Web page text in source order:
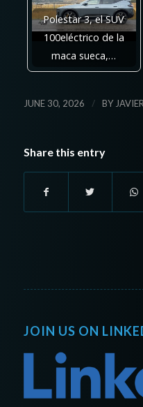
Polestar 3, el SUV
100eléctrico de la
maca sueca,…
JUNE 30, 2026 / BY
Share this entry
JOIN US ON